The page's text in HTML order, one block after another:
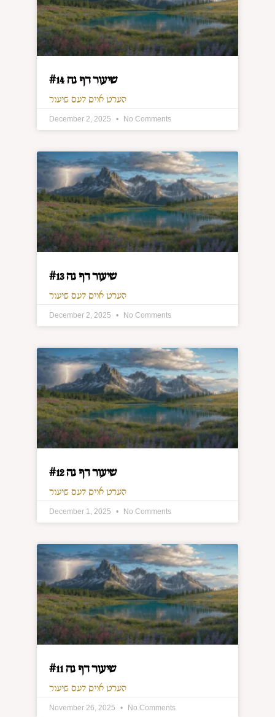
שיעור דף נה #14
הערט אויס דעם שיעור
December 2, 2025 No Comments
שיעור דף נה #13
הערט אויס דעם שיעור
December 2, 2025 No Comments
שיעור דף נה #12
הערט אויס דעם שיעור
December 1, 2025 No Comments
שיעור דף נה #11
הערט אויס דעם שיעור
November 26, 2025 No Comments